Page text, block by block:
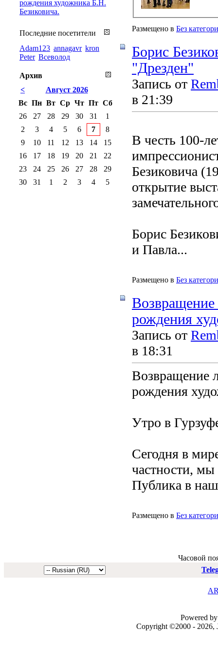
Размещено в Без
Борис
"Дрезден"
Запись от
в 21:39
В честь 100-
Безиковича
открытие
Борис
и Павла...
Размещено в Без
рождения
Запись от
в 18:31
Возвращение
рождения
Утро в
Сегодня в
частности, мы
Публика в
Размещено в Без
рождения художника Б.Н.
Безиковича.
Последние посетители
Adam123 annagavr kron
Peter Всеволод
Архив
<
Август 2026
Вс Пн Вт Ср Чт Пт Сб
26
27 28 29 30 31
1
2
3 4 5 6 7
8
9
10 11 12 13 14
15
16
17 18 19 20 21
22
23
24 25 26 27 28
29
30
31 1 2 3 4 5
Часовой
Powered
Copyright ©2000 - 2026,